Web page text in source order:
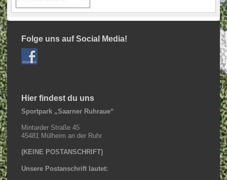
Beiträge
Folge uns auf Social Media!
Hier findest du uns
Sportpark „Saarner Ruhraue“
Mintarder Straße 45
45481 Mülheim an der Ruhr
(KEINE POSTANSCHRIFT)
Unsere Postanschrift lautet: